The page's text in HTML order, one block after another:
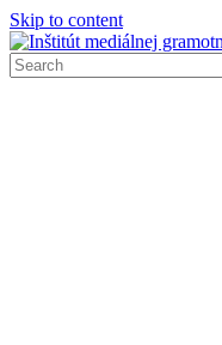
Skip to content